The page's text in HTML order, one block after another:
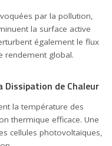
par la pollution,
la surface active
également le flux
rendement global.
de Chaleur
la température des
thermique efficace. Une
cellules photovoltaïques,